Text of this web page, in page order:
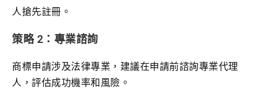
人搶先註冊。
策略 2：專業諮詢
商標申請涉及法律專業，建議在申請前諮詢專業代理
人，評估成功機率和風險。